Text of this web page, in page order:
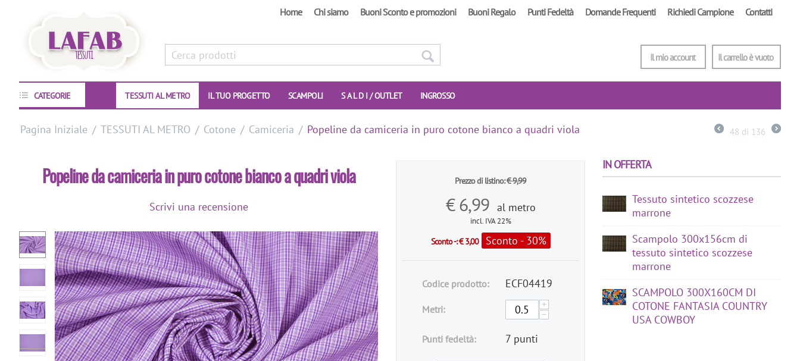
Home Chi siamo Buoni Sconto e promozioni Buoni Regalo Punti Fedeltà Domande Frequenti Richiedi Campione Contatti
Il carrello è vuoto
Il mio account
CATEGORIE TESSUTI AL METRO IL TUO PROGETTO SCAMPOLI S A L D I / OUTLET INGROSSO
Pagina Iniziale / TESSUTI AL METRO / Cotone / Camiceria / Popeline da camiceria in puro cotone bianco a quadri viola 48 di 136
Popeline da camiceria in puro cotone bianco a quadri viola
Scrivi una recensione
Prezzo di listino:€9,99
€6,99 al metro
incl. IVA 22%
Sconto -:€3,00 Sconto - 30%
Codice prodotto: ECF04419
Metri:
+
−
Punti fedeltà: 7 punti
IN OFFERTA
Tessuto sintetico scozzese
marrone
Scampolo 300x156cm di
tessuto sintetico scozzese
marrone
SCAMPOLO 300X160CM DI
COTONE FANTASIA COUNTRY
USA COWBOY